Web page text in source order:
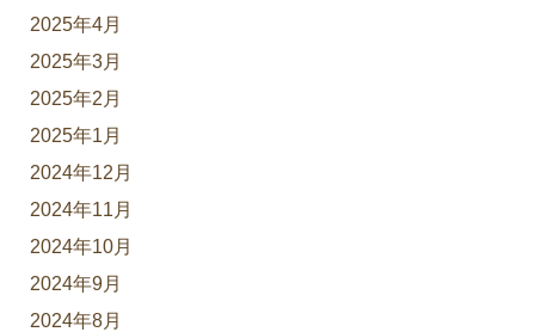
2025年4月
2025年3月
2025年2月
2025年1月
2024年12月
2024年11月
2024年10月
2024年9月
2024年8月